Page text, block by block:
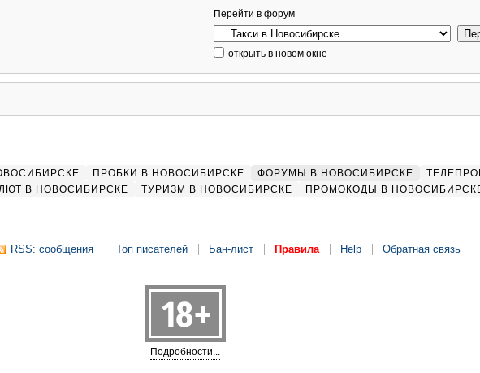
Перейти в форум
открыть в новом окне
ПРОБКИ В НОВОСИБИРСКЕ ФОРУМЫ В НОВОСИБИРСКЕ
В НОВОСИБИРСКЕ
ТУРИЗМ В НОВОСИБИРСКЕ ПРОМОКОДЫ В
RSS: сообщения Топ писателей Бан-лист Правила Help Обратная связь
Подробности...